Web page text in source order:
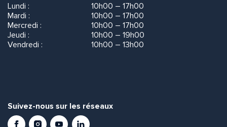
Lundi :
10h00 – 17h00
Mardi :
10h00 – 17h00
Mercredi :
10h00 – 17h00
Jeudi :
10h00 – 19h00
Vendredi :
10h00 – 13h00
Suivez-nous sur les réseaux
FacebookInstagramYoutubeLinkedIn